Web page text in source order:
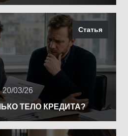
Статья
20/03/26
ТЕЛО КРЕДИТА?